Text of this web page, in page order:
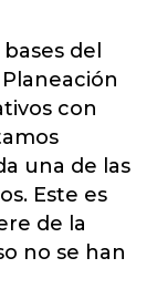
del
con
una de las
Este es
de la
no se han